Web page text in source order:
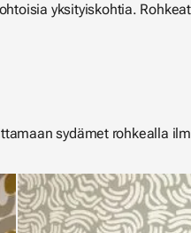
yksityiskohtia.
sydämet rohkealla